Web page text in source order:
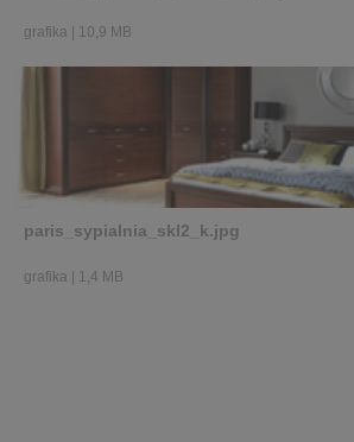
grafika 10,9 MB
paris_sypialnia_skl2_k.jpg
grafika 1,4 MB